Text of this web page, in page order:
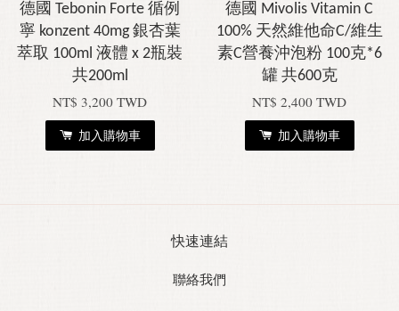
德國 Tebonin Forte 循例
寧 konzent 40mg 銀杏葉
萃取 100ml 液體 x 2瓶裝
共200ml
NT$ 3,200 TWD
加入購物車
德國 Mivolis Vitamin C
100% 天然維他命C/維生
素C營養沖泡粉 100克*6
罐 共600克
NT$ 2,400 TWD
加入購物車
快速連結
聯絡我們